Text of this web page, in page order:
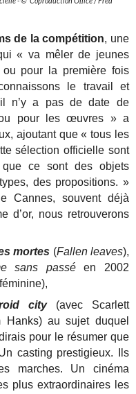
de la compétition, une
« va mêler de jeunes
pour la première fois
le travail et
n’y a pas de date de
pour les œuvres » a
ajoutant que « tous les
sélection officielle sont
ce sont des objets
des propositions. »
Cannes, souvent déjà
d’or, nous retrouverons
mortes (Fallen leaves),
sans passéen 2002
city(avec Scarlett
Hanks) au sujet duquel
pour le résumer que
casting prestigieux. Ils
marches. Un cinéma
plus extraordinaires les